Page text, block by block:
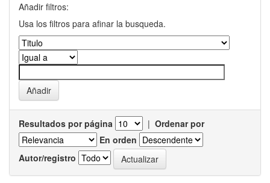
Añadir filtros:
Usa los filtros para afinar la busqueda.
Resultados por página | Ordenar por
En orden
Autor/registro